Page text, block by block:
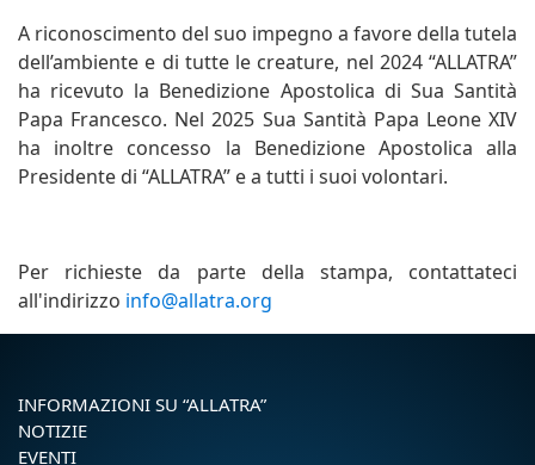
A riconoscimento del suo impegno a favore della tutela
dell’ambiente e di tutte le creature, nel 2024 “ALLATRA”
ha ricevuto la Benedizione Apostolica di Sua Santità
Papa Francesco. Nel 2025 Sua Santità Papa Leone XIV
ha inoltre concesso la Benedizione Apostolica alla
Presidente di “ALLATRA” e a tutti i suoi volontari.
Per richieste da parte della stampa, contattateci
all'indirizzo info@allatra.org
INFORMAZIONI SU “ALLATRA”
NOTIZIE
EVENTI